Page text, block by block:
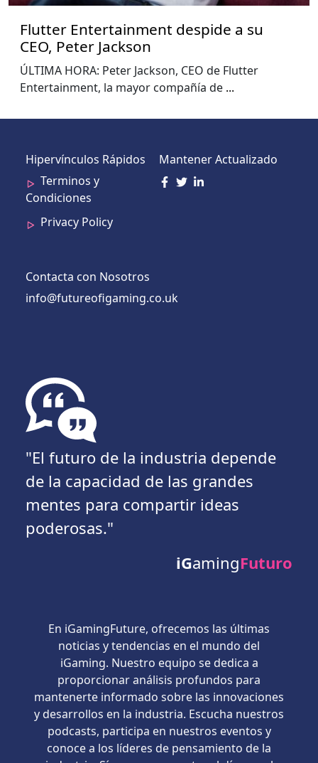
Flutter Entertainment despide a su
CEO, Peter Jackson
ÚLTIMA HORA: Peter Jackson, CEO de Flutter
Entertainment, la mayor compañía de ...
Hipervínculos Rápidos
Terminos y
Condiciones
Privacy Policy
Mantener Actualizado
Contacta con Nosotros
info@futureofigaming.co.uk
"El futuro de la industria depende
de la capacidad de las grandes
mentes para compartir ideas
poderosas."
iGamingFuturo
En iGamingFuture, ofrecemos las últimas
noticias y tendencias en el mundo del
iGaming. Nuestro equipo se dedica a
proporcionar análisis profundos para
mantenerte informado sobre las innovaciones
y desarrollos en la industria. Escucha nuestros
podcasts, participa en nuestros eventos y
conoce a los líderes de pensamiento de la